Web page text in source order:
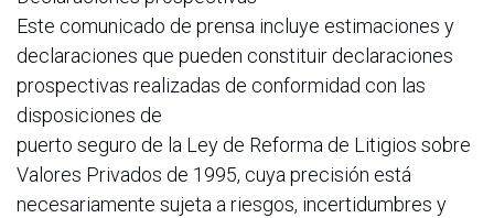
Este comunicado de prensa incluye estimaciones y
declaraciones que pueden constituir declaraciones
prospectivas realizadas de conformidad con las
disposiciones de
puerto seguro de la Ley de Reforma de Litigios sobre
Valores Privados de 1995, cuya precisión está
necesariamente sujeta a riesgos, incertidumbres y